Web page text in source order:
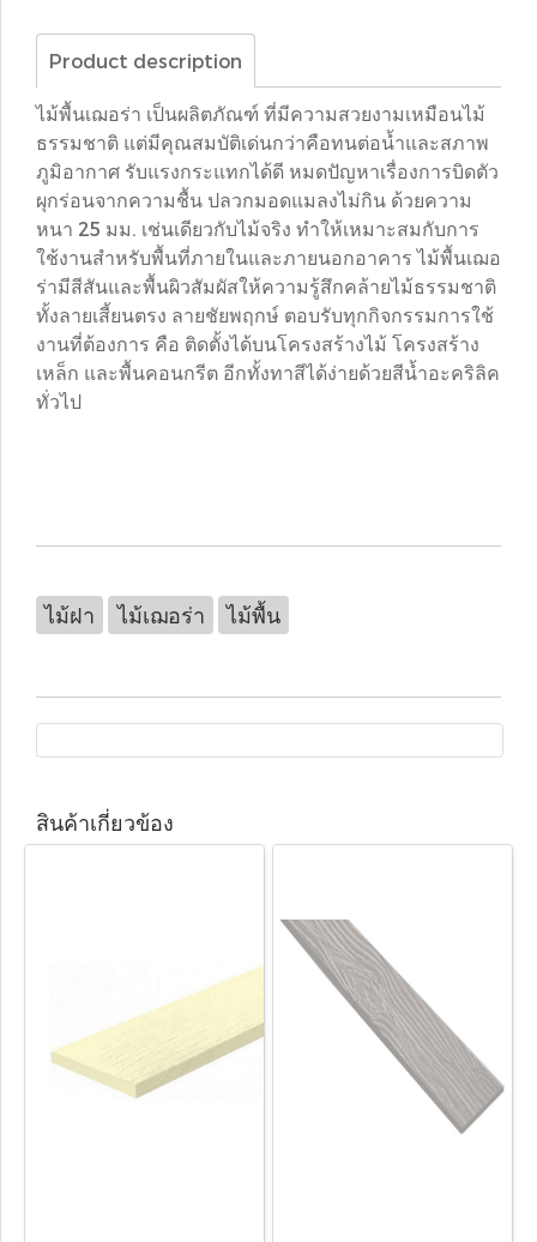
Product description
ไม้พื้นเฌอร่า เป็นผลิตภัณฑ์ ที่มีความสวยงามเหมือนไม้
ธรรมชาติ แต่มีคุณสมบัติเด่นกว่าคือทนต่อน้ำและสภาพ
ภูมิอากาศ รับแรงกระแทกได้ดี หมดปัญหาเรื่องการบิดตัว
ผุกร่อนจากความชื้น ปลวกมอดแมลงไม่กิน ด้วยความ
หนา 25 มม. เช่นเดียวกับไม้จริง ทำให้เหมาะสมกับการ
ใช้งานสำหรับพื้นที่ภายในและภายนอกอาคาร ไม้พื้นเฌอ
ร่ามีสีสันและพื้นผิวสัมผัสให้ความรู้สึกคล้ายไม้ธรรมชาติ
ทั้งลายเสี้ยนตรง ลายชัยพฤกษ์ ตอบรับทุกกิจกรรมการใช้
งานที่ต้องการ คือ ติดตั้งได้บนโครงสร้างไม้ โครงสร้าง
เหล็ก และพื้นคอนกรีต อีกทั้งทาสีได้ง่ายด้วยสีน้ำอะคริลิค
ทั่วไป
ไม้ฝา ไม้เฌอร่า ไม้พื้น
สินค้าเกี่ยวข้อง